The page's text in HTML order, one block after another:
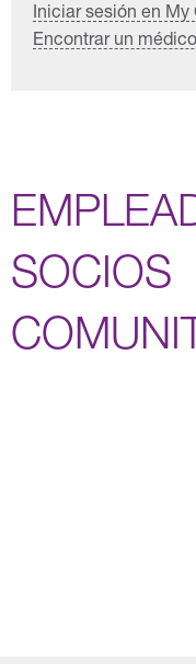
Iniciar sesión en My
Encontrar un
SOCIOS